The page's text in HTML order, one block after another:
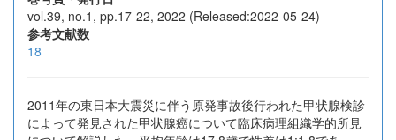
vol.39, no.1, pp.17-22, 2022 (Released:2022-05-24)
参考文献数
18
2011年の東日本大震災に伴う原発事故後行われた甲状腺検診
によって発見された甲状腺癌について臨床病理組織学的所見